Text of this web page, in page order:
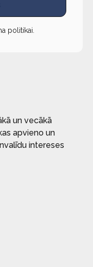
politikai
un vecākā
apvieno un
intereses